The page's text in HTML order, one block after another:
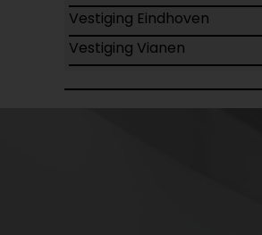
Vestiging Eindhoven
Vestiging Vianen